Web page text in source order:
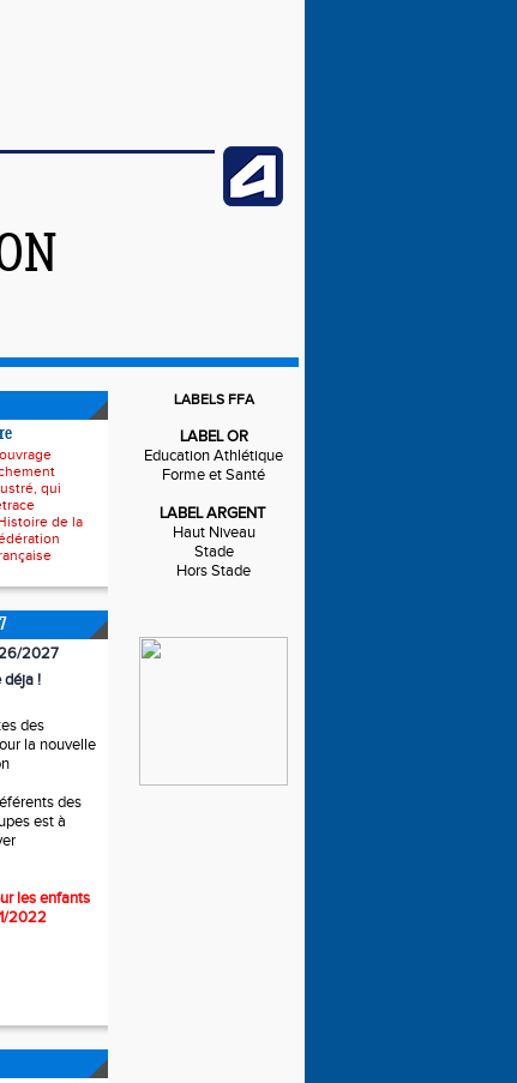
qui
de la
2027
déja !
des
la nouvelle
des
est à
les enfants
2022
LABELS FFA
LABEL OR
Education Athlétique
Forme et Santé
LABEL ARGENT
Haut Niveau
Stade
Hors Stade